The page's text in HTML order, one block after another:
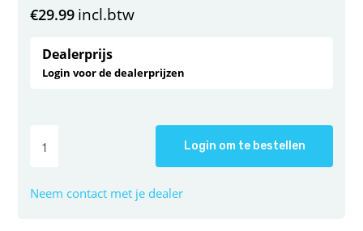
€29.99 incl.btw
Dealerprijs
Login voor de dealerprijzen
Login om te bestellen
Neem contact met je dealer